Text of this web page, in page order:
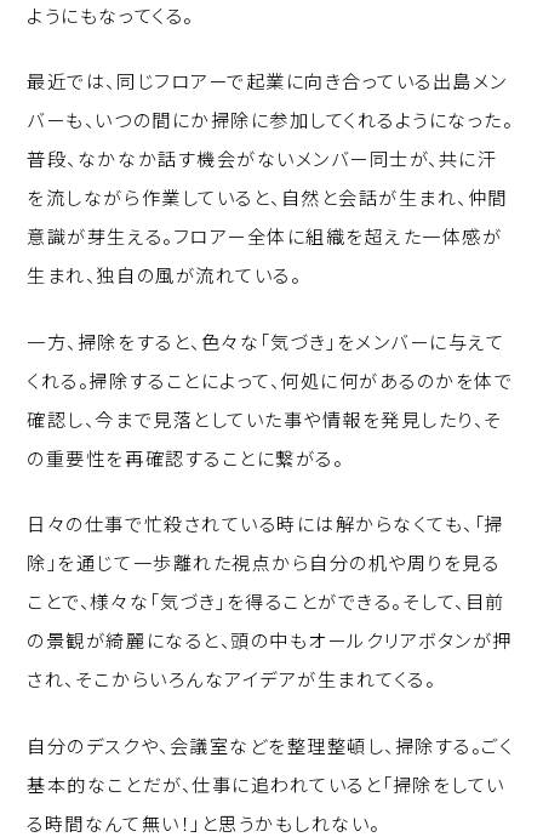
ようにもなってくる。
最近では、同じフロアーで起業に向き合っている出島メン
バーも、いつの間にか掃除に参加してくれるようになった。
普段、なかなか話す機会がないメンバー同士が、共に汗
を流しながら作業していると、自然と会話が生まれ、仲間
意識が芽生える。フロアー全体に組織を超えた一体感が
生まれ、独自の風が流れている。
一方、掃除をすると、色々な「気づき」をメンバーに与えて
くれる。掃除することによって、何処に何があるのかを体で
確認し、今まで見落としていた事や情報を発見したり、そ
の重要性を再確認することに繋がる。
日々の仕事で忙殺されている時には解からなくても、「掃
除」を通じて一歩離れた視点から自分の机や周りを見る
ことで、様々な「気づき」を得ることができる。そして、目前
の景観が綺麗になると、頭の中もオールクリアボタンが押
され、そこからいろんなアイデアが生まれてくる。
自分のデスクや、会議室などを整理整頓し、掃除する。ごく
基本的なことだが、仕事に追われていると「掃除をしてい
る時間なんて無い！」と思うかもしれない。